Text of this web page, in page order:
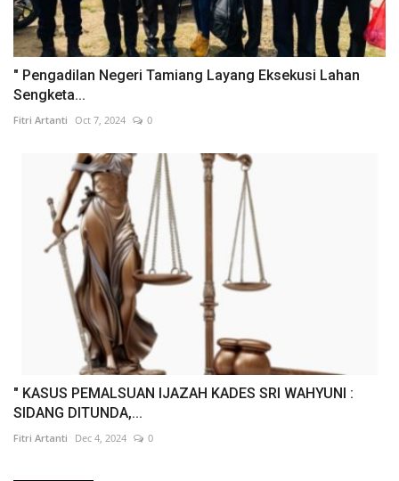
" Pengadilan Negeri Tamiang Layang Eksekusi Lahan
Sengketa...
Fitri Artanti Oct 7, 2024 0
" KASUS PEMALSUAN IJAZAH KADES SRI WAHYUNI :
SIDANG DITUNDA,...
Fitri Artanti Dec 4, 2024 0